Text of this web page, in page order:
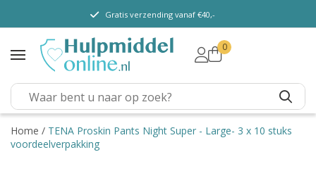
TENA Lady
TENA Men
TENA Pants (m/v)
TENA Flex
TENA Slip
Gratis verzending vanaf €40,-
0
Home / TENA Proskin Pants Night Super - Large- 3 x 10 stuks
voordeelverpakking